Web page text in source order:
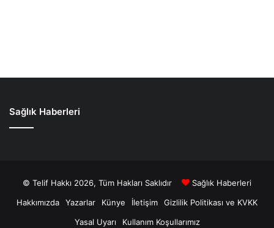
Sağlık Haberleri
© Telif Hakkı 2026, Tüm Hakları Saklıdır
Sağlık Haberleri
Hakkımızda
Yazarlar Künye İletişim
Gizlilik Politikası ve KVKK
Yasal Uyarı
Kullanım Koşullarımız